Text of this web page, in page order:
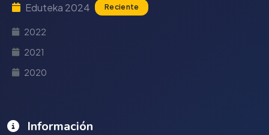
Eduteka 2024 Reciente
2022
2021
2020
Información